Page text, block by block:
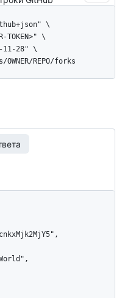
OWNER/REPO/forks